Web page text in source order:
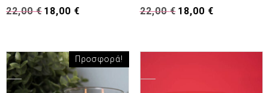
22,00€ Original
18,00 €
18,00 €.
22,00€ Original
18,00 €Η
Προσφορά!